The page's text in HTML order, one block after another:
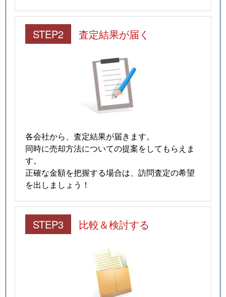
STEP2 査定結果が届く
各会社から、査定結果が届きます。
同時に売却方法についての提案をしてもらえま
す。
正確な金額を把握する場合は、訪問査定の希望
を出しましょう！
STEP3 比較＆検討する